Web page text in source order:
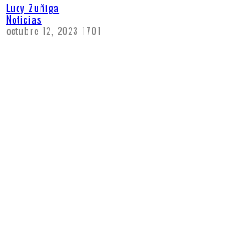
Lucy Zuñiga
Noticias
octubre 12, 2023 1701